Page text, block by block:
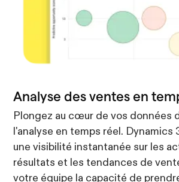
Analyse des ventes en
Plongez au cœur de vos données
l'analyse en temps réel. Dynamics
une visibilité instantanée sur les
résultats et les tendances de
votre équipe la capacité de